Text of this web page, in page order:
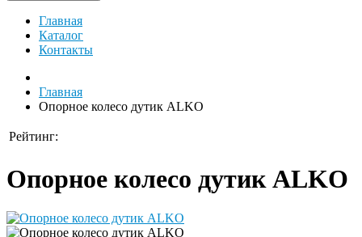
Главная
Каталог
Контакты
Главная
Опорное колесо дутик ALKO
Рейтинг:
Опорное колесо дутик ALKO